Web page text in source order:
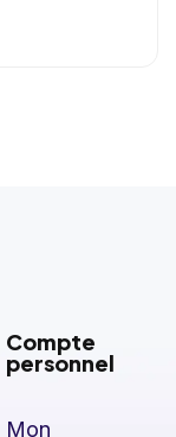
Compte
personnel
Mon